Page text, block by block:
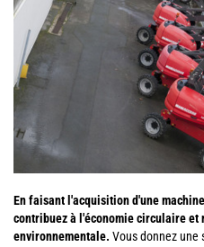
En faisant l'acquisition d'une
contribuez à l'économie circulaire et
environnementale. Vous donnez une